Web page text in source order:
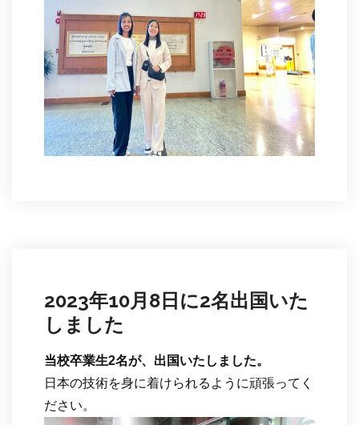
2023年10月8日に2名出国いた
しました
当校卒業生2名が、出国いたしました。
日本の技術を身に着けられるように頑張ってく
ださい。